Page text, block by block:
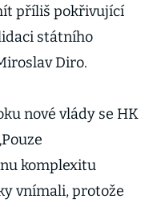
příliš pokřivující
státního
Diro.
nové vlády se HK
komplexitu
vnímali, protože